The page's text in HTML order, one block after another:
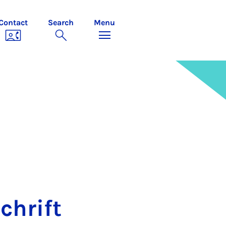
Search Menu